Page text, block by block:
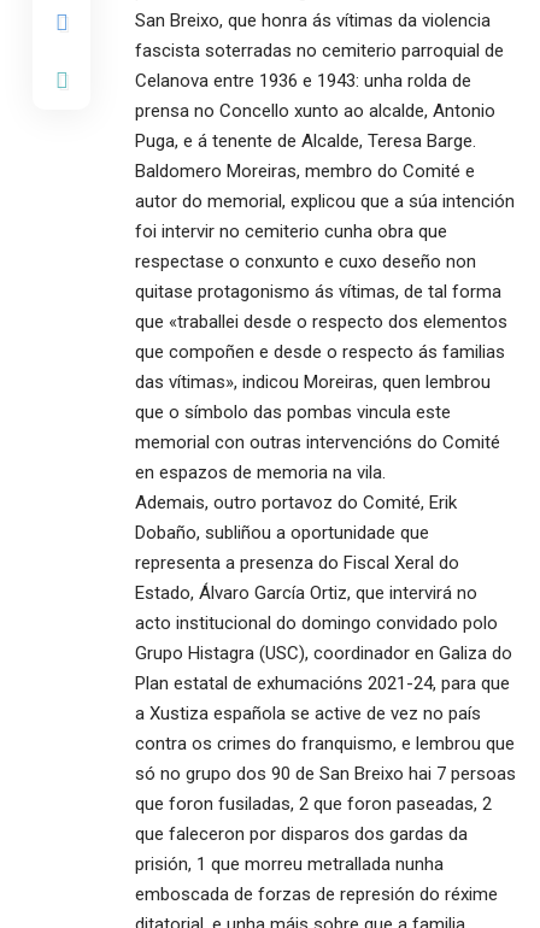
San Breixo, que honra ás vítimas da violencia
fascista soterradas no cemiterio parroquial de
Celanova entre 1936 e 1943: unha rolda de
prensa no Concello xunto ao alcalde, Antonio
Puga, e á tenente de Alcalde, Teresa Barge.
Baldomero Moreiras, membro do Comité e
autor do memorial, explicou que a súa intención
foi intervir no cemiterio cunha obra que
respectase o conxunto e cuxo deseño non
quitase protagonismo ás vítimas, de tal forma
que «traballei desde o respecto dos elementos
que compoñen e desde o respecto ás familias
das vítimas», indicou Moreiras, quen lembrou
que o símbolo das pombas vincula este
memorial con outras intervencións do Comité
en espazos de memoria na vila.
Ademais, outro portavoz do Comité, Erik
Dobaño, subliñou a oportunidade que
representa a presenza do Fiscal Xeral do
Estado, Álvaro García Ortiz, que intervirá no
acto institucional do domingo convidado polo
Grupo Histagra (USC), coordinador en Galiza do
Plan estatal de exhumacións 2021-24, para que
a Xustiza española se active de vez no país
contra os crimes do franquismo, e lembrou que
só no grupo dos 90 de San Breixo hai 7 persoas
que foron fusiladas, 2 que foron paseadas, 2
que faleceron por disparos dos gardas da
prisión, 1 que morreu metrallada nunha
emboscada de forzas de represión do réxime